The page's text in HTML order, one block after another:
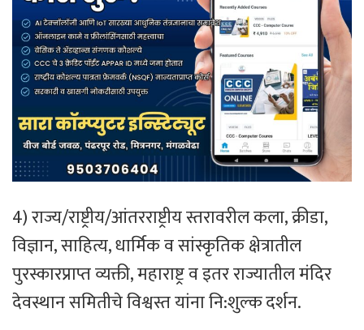
4) राज्य/राष्ट्रीय/आंतरराष्ट्रीय स्तरावरील कला, क्रीडा,
विज्ञान, साहित्य, धार्मिक व सांस्कृतिक क्षेत्रातील
पुरस्कारप्राप्त व्यक्ती, महाराष्ट्र व इतर राज्यातील मंदिर
देवस्थान समितीचे विश्वस्त यांना नि:शुल्क दर्शन.